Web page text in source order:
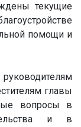
текущие
помощи и
главы
вопросы в
и в